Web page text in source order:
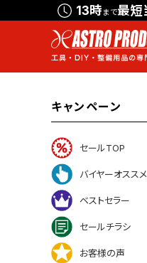
13時まで最短
キャンペーン
セールTOP
バイヤーオススメ
ベストセラー
セールチラシ
お客様の声